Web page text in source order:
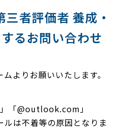
三者評価者 養成・
るお問い合わせ
よりお願いいたします。
「@outlook.com」
は不着等の原因となりま